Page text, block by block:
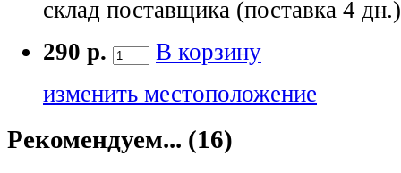
склад поставщика (поставка 4
290 р.
В корзину
изменить местоположение
Рекомендуем... (16)